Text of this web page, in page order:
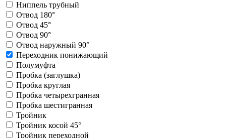
Ниппель трубный
Отвод 180°
Отвод 45°
Отвод 90°
Отвод наружный 90°
Переходник понижающий
Полумуфта
Пробка (заглушка)
Пробка круглая
Пробка четырехгранная
Пробка шестигранная
Тройник
Тройник косой 45°
Тройник переходной